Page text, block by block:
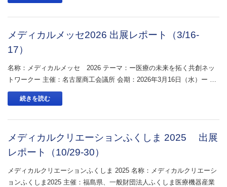
メディカルメッセ2026 出展レポート（3/16-
17）
名称：メディカルメッセ 2026 テーマ：ー医療の未来を拓く共創ネッ
トワークー 主催：名古屋商工会議所 会期：2026年3月16日（水）ー …
続きを読む
メディカルクリエーションふくしま 2025 出展
レポート（10/29-30）
メディカルクリエーションふくしま 2025 名称：メディカルクリエーシ
ョンふくしま2025 主催：福島県、一般財団法人ふくしま医療機器産業